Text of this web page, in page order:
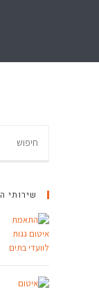
שירותי